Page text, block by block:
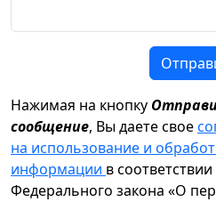
Нажимая на кнопку
сообщение, Вы даете свое
на использование и
информации в
Федерального закона «О